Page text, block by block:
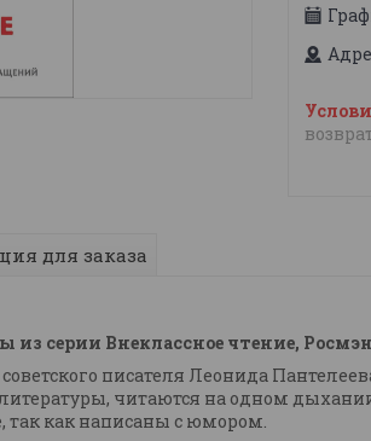
для заказа
из серии Внеклассное чтение,
писателя Леонида
читаются на одном
так как написаны с юмором.